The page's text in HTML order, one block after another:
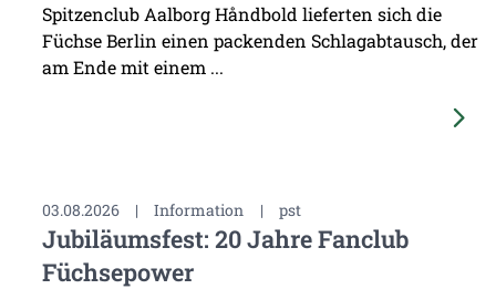
Spitzenclub Aalborg Håndbold lieferten sich die
Füchse Berlin einen packenden Schlagabtausch, der
am Ende mit einem ...
03.08.2026 | Information | pst
Jubiläumsfest: 20 Jahre Fanclub
Füchsepower